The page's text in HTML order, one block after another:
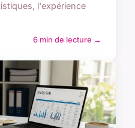
l'expérience
6 min de lecture →